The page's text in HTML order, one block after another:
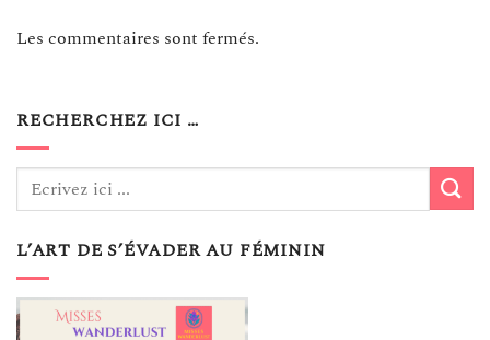
Les commentaires sont fermés.
RECHERCHEZ ICI …
L’ART DE S’ÉVADER AU FÉMININ